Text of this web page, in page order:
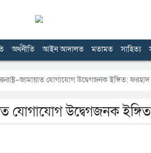
অর্থনীতি আইন আদালত মতামত সাহিত্য
যোগাযোগ উদ্বেগজনক ইঙ্গিত:
যোগাযোগ উদ্বেগজনক